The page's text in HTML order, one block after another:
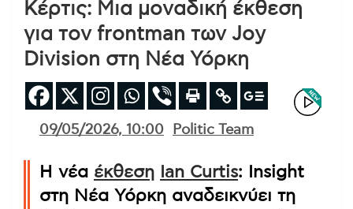
Κέρτις: Μια μοναδική έκθεση
για τον frontman των Joy
Division στη Νέα Υόρκη
09/05/2026, 10:00 Politic Team
Η νέα έκθεση Ian Curtis: Insight
στη Νέα Υόρκη αναδεικνύει τη